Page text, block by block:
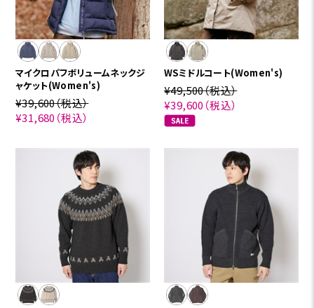
マイクロパフボリュームネックジ
ャケット(Women's)
¥39,600（税込）
¥31,680 （税込）
WSミドルコート(Women's)
¥49,500（税込）
¥39,600 （税込）